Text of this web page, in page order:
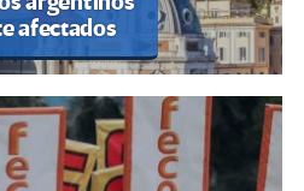
afectados